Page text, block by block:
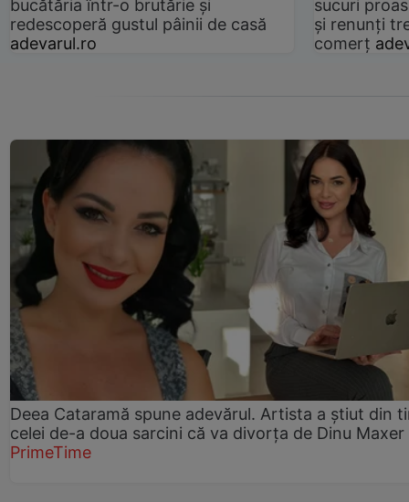
bucătăria într-o brutărie și
redescoperă gustul pâinii de casă
adevarul.ro
sucuri
și renunți
comerț
Deea Cataramă spune adevărul. Artista a știut din
celei de-a doua sarcini că va divorța de Dinu Maxer
PrimeTime